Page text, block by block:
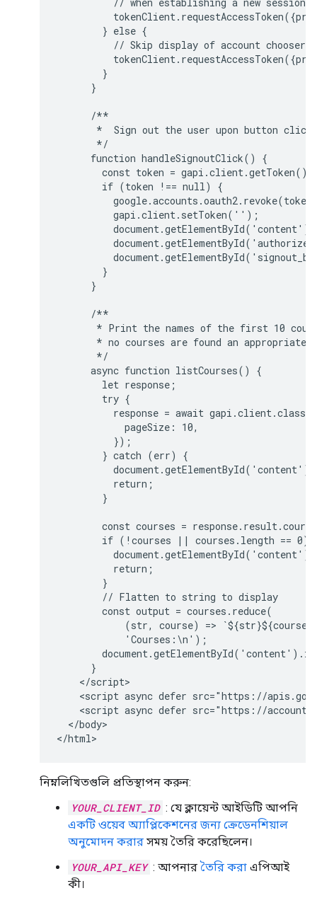
        } else {
// Skip display of account chooser
        }
      }
      /**
       *  Sign out the user upon button click.
       */
      function handleSignoutClick() {
        const token = gapi.client.getToken();
        if (token !== null) {
          gapi.client.setToken('');
        }
      }
      /**
* Print the names of the first 10
* no courses are found an appropriate
       */
      async function listCourses() {
        let response;
        try {
response = await
            pageSize: 10,
          });
        } catch (err) {
          return;
        }
const courses =
if (!courses || courses.length == 0)
          return;
        }
        // Flatten to string to display
        const output = courses.reduce(
(str, course) =>
            'Courses:\n');
      }
    </script>
<script async defer src="https://
<script async defer src="https://
  </body>
</html>
নিম্নলিখিতগুলি প্রতিস্থাপন করুন:
YOUR_CLIENT_ID : যে ক্লায়েন্ট আইডিটি আপনি
একটি ওয়েব অ্যাপ্লিকেশনের জন্য ক্রেডেনশিয়াল
অনুমোদন করার সময় তৈরি করেছিলেন।
YOUR_API_KEY : আপনার তৈরি করা এপিআই
কী।